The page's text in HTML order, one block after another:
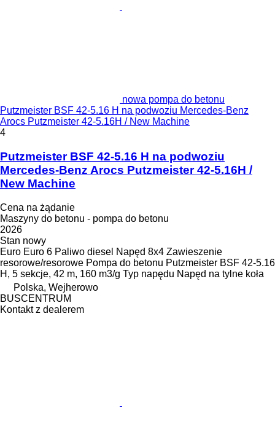
nowa pompa do betonu
Putzmeister BSF 42-5.16 H na podwoziu Mercedes-Benz
Arocs Putzmeister 42-5.16H / New Machine
4
Putzmeister BSF 42-5.16 H na podwoziu
Mercedes-Benz Arocs Putzmeister 42-5.16H /
New Machine
Cena na żądanie
Maszyny do betonu - pompa do betonu
2026
Stan nowy
Euro Euro 6 Paliwo diesel Napęd 8x4 Zawieszenie
resorowe/resorowe Pompa do betonu Putzmeister BSF 42-5.16
H, 5 sekcje, 42 m, 160 m3/g Typ napędu Napęd na tylne koła
Polska, Wejherowo
BUSCENTRUM
Kontakt z dealerem